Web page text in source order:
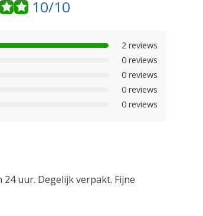
10/10
2 reviews
0 reviews
0 reviews
0 reviews
0 reviews
uur. Degelijk verpakt. Fijne